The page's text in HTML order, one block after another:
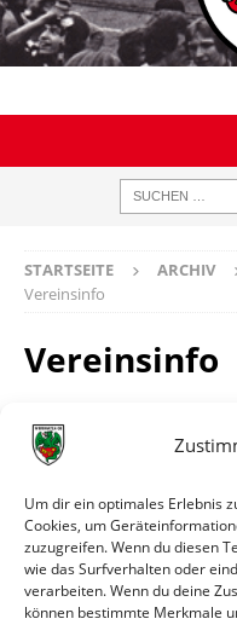
Um dir ein optimales Erlebnis
Cookies, um
zuzugreifen. Wenn du diesen
wie das Surfverhalten oder
verarbeiten. Wenn du deine
können bestimmte Merkmale
STARTSEITE ARCHIV
Vereinsinfo
Vereinsinfo
Ataspor
Nievergoltstraße 63
Ort
Weitere